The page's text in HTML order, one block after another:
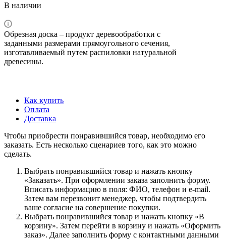
В наличии
Обрезная доска – продукт деревообработки с
заданными размерами прямоугольного сечения,
изготавливаемый путем распиловки натуральной
древесины.
Как купить
Оплата
Доставка
Чтобы приобрести понравившийся товар, необходимо его
заказать. Есть несколько сценариев того, как это можно
сделать.
Выбрать понравившийся товар и нажать кнопку
«Заказать». При оформлении заказа заполнить форму.
Вписать информацию в поля: ФИО, телефон и e-mail.
Затем вам перезвонит менеджер, чтобы подтвердить
ваше согласие на совершение покупки.
Выбрать понравившийся товар и нажать кнопку «В
корзину». Затем перейти в корзину и нажать «Оформить
заказ». Далее заполнить форму с контактными данными